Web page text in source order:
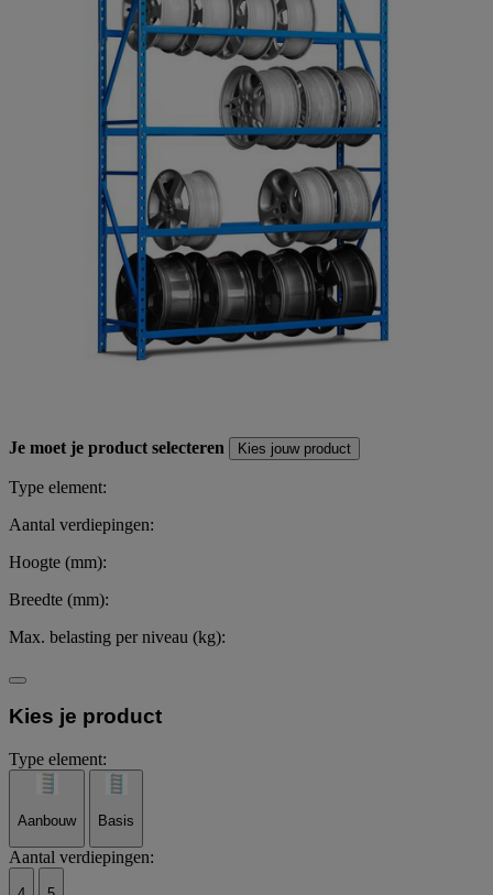
Je moet je product selecteren Kies jouw product
Type element:
Aantal verdiepingen:
Hoogte (mm):
Breedte (mm):
Max. belasting per niveau (kg):
Kies je product
Type element:
Aanbouw Basis
Aantal verdiepingen: